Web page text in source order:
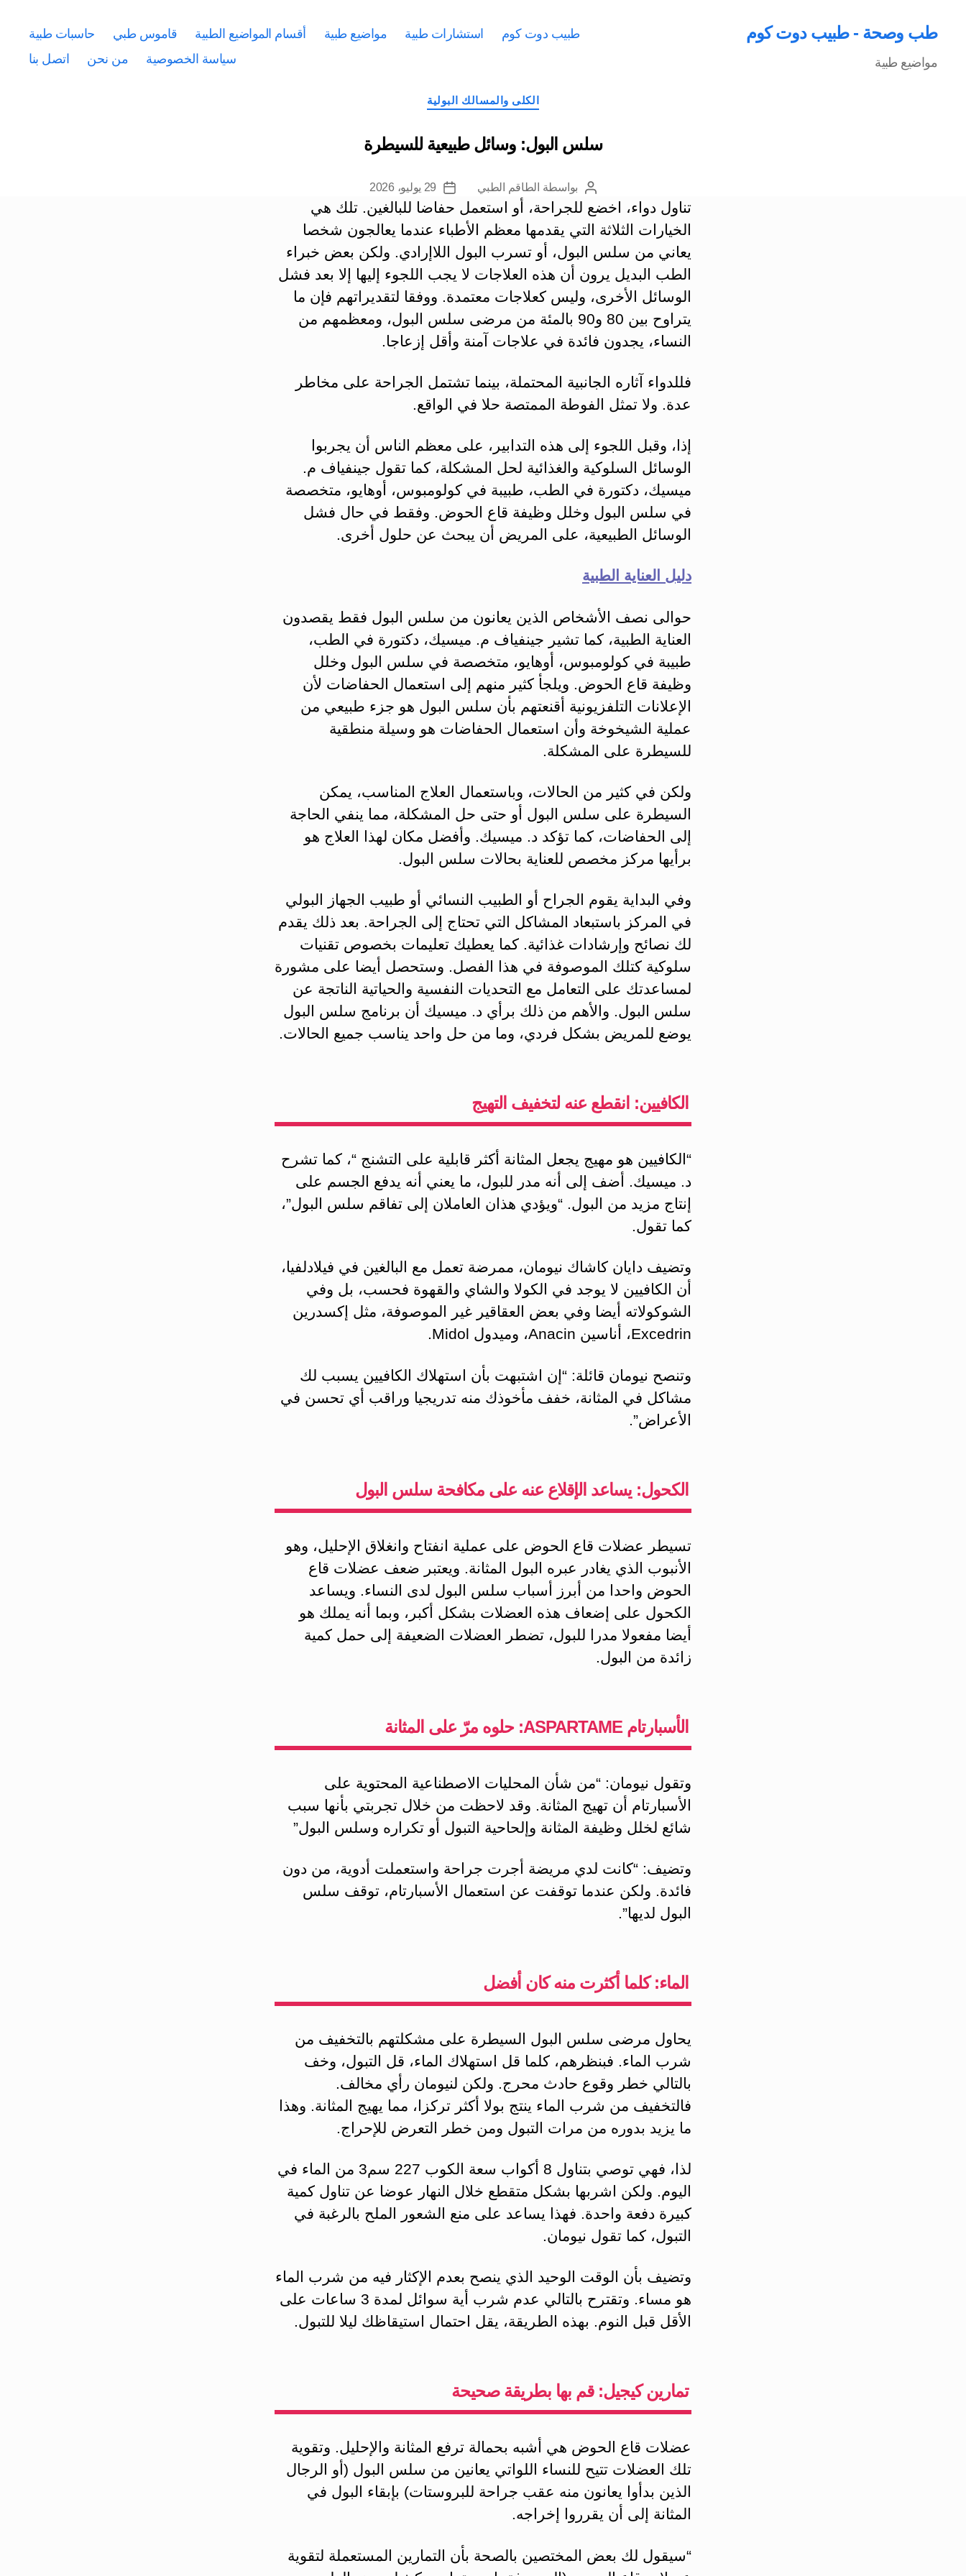
طب وصحة - طبيب دوت كوم
مواضيع طبية
طبيب دوت كوم استشارات طبية مواضيع طبية أقسام المواضيع الطبية قاموس طبي
حاسبات طبية
سياسة الخصوصية
من نحن اتصل بنا
التصنيفات
الكلى والمسالك البولية
سلس البول: وسائل طبيعية للسيطرة
كاتب
المقالة
بواسطة الطاقم الطبي
تاريخ
المقالة
29 يوليو، 2026
تناول دواء، اخضع للجراحة، أو استعمل حفاضا للبالغين. تلك هي
الخيارات الثلاثة التي يقدمها معظم الأطباء عندما يعالجون شخصا
يعاني من سلس البول، أو تسرب البول اللاإرادي. ولكن بعض خبراء
الطب البديل يرون أن هذه العلاجات لا يجب اللجوء إليها إلا بعد فشل
الوسائل الأخرى، وليس كعلاجات معتمدة.
ووفقا لتقديراتهم فإن ما
يتراوح بين 80 و90 بالمئة من مرضى سلس البول، ومعظمهم من
النساء، يجدون فائدة في علاجات آمنة وأقل إزعاجا.
فللدواء آثاره الجانبية المحتملة، بينما تشتمل الجراحة على مخاطر
عدة. ولا تمثل الفوطة الممتصة حلا في الواقع.
إذا، وقبل اللجوء إلى هذه التدابير، على معظم الناس أن يجربوا
الوسائل السلوكية والغذائية لحل المشكلة، كما تقول جينفياف م.
ميسيك، دكتورة في الطب، طبيبة في كولومبوس، أوهايو، متخصصة
في سلس البول وخلل وظيفة قاع الحوض. وفقط في حال فشل
الوسائل الطبيعية، على المريض أن يبحث عن حلول أخرى.
دليل العناية الطبية
حوالى نصف الأشخاص الذين يعانون من سلس البول فقط يقصدون
العناية الطبية، كما تشير جينفياف م. ميسيك، دكتورة في الطب،
طبيبة في كولومبوس، أوهايو، متخصصة في سلس البول وخلل
وظيفة قاع الحوض. ويلجأ كثير منهم إلى استعمال الحفاضات لأن
الإعلانات التلفزيونية أقنعتهم بأن سلس البول هو جزء طبيعي من
عملية الشيخوخة وأن استعمال الحفاضات هو وسيلة منطقية
للسيطرة على المشكلة.
ولكن في كثير من الحالات، وباستعمال العلاج المناسب، يمكن
السيطرة على سلس البول أو حتى حل المشكلة، مما ينفي الحاجة
إلى الحفاضات، كما تؤكد د. ميسيك. وأفضل مكان لهذا العلاج هو
برأيها مركز مخصص للعناية بحالات سلس البول.
وفي البداية يقوم الجراح أو الطبيب النسائي أو طبيب الجهاز البولي
في المركز باستبعاد المشاكل التي تحتاج إلى الجراحة. بعد ذلك يقدم
لك نصائح وإرشادات غذائية. كما يعطيك تعليمات بخصوص تقنيات
سلوكية كتلك الموصوفة في هذا الفصل. وستحصل أيضا على مشورة
لمساعدتك على التعامل مع التحديات النفسية والحياتية الناتجة عن
سلس البول. والأهم من ذلك برأي د. ميسيك أن برنامج سلس البول
يوضع للمريض بشكل فردي، وما من حل واحد يناسب جميع الحالات.
الكافيين: انقطع عنه لتخفيف التهيج
“الكافيين هو مهيج يجعل المثانة أكثر قابلية على التشنج “، كما تشرح
د. ميسيك. أضف إلى أنه مدر للبول، ما يعني أنه يدفع الجسم على
إنتاج مزيد من البول. “ويؤدي هذان العاملان إلى تفاقم سلس البول”،
كما تقول.
وتضيف دايان كاشاك نيومان، ممرضة تعمل مع البالغين في فيلادلفيا،
أن الكافيين لا يوجد في الكولا والشاي والقهوة فحسب، بل وفي
الشوكولاته أيضا وفي بعض العقاقير غير الموصوفة، مثل إكسدرين
Excedrin، أناسين Anacin، وميدول Midol.
وتنصح نيومان قائلة: “إن اشتبهت بأن استهلاك الكافيين يسبب لك
مشاكل في المثانة، خفف مأخوذك منه تدريجيا وراقب أي تحسن في
الأعراض”.
الكحول: يساعد الإقلاع عنه على مكافحة سلس البول
تسيطر عضلات قاع الحوض على عملية انفتاح وانغلاق الإحليل، وهو
الأنبوب الذي يغادر عبره البول المثانة. ويعتبر ضعف عضلات قاع
الحوض واحدا من أبرز أسباب سلس البول لدى النساء. ويساعد
الكحول على إضعاف هذه العضلات بشكل أكبر، وبما أنه يملك هو
أيضا مفعولا مدرا للبول، تضطر العضلات الضعيفة إلى حمل كمية
زائدة من البول.
الأسبارتام ASPARTAME: حلوه مرّ على المثانة
وتقول نيومان: “من شأن المحليات الاصطناعية المحتوية على
الأسبارتام أن تهيج المثانة. وقد لاحظت من خلال تجربتي بأنها سبب
شائع لخلل وظيفة المثانة وإلحاحية التبول أو تكراره وسلس البول”
وتضيف: “كانت لدي مريضة أجرت جراحة واستعملت أدوية، من دون
فائدة. ولكن عندما توقفت عن استعمال الأسبارتام، توقف سلس
البول لديها”.
الماء: كلما أكثرت منه كان أفضل
يحاول مرضى سلس البول السيطرة على مشكلتهم بالتخفيف من
شرب الماء. فبنظرهم، كلما قل استهلاك الماء، قل التبول، وخف
بالتالي خطر وقوع حادث محرج. ولكن لنيومان رأي مخالف.
فالتخفيف من شرب الماء ينتج بولا أكثر تركزا، مما يهيج المثانة. وهذا
ما يزيد بدوره من مرات التبول ومن خطر التعرض للإحراج.
لذا، فهي توصي بتناول 8 أكواب سعة الكوب 227 سم3 من الماء في
اليوم. ولكن اشربها بشكل متقطع خلال النهار عوضا عن تناول كمية
كبيرة دفعة واحدة. فهذا يساعد على منع الشعور الملح بالرغبة في
التبول، كما تقول نيومان.
وتضيف بأن الوقت الوحيد الذي ينصح بعدم الإكثار فيه من شرب الماء
هو مساء. وتقترح بالتالي عدم شرب أية سوائل لمدة 3 ساعات على
الأقل قبل النوم. بهذه الطريقة، يقل احتمال استيقاظك ليلا للتبول.
تمارين كيجيل: قم بها بطريقة صحيحة
عضلات قاع الحوض هي أشبه بحمالة ترفع المثانة والإحليل. وتقوية
تلك العضلات تتيح للنساء اللواتي يعانين من سلس البول (أو الرجال
الذين بدأوا يعانون منه عقب جراحة للبروستات) بإبقاء البول في
المثانة إلى أن يقرروا إخراجه.
“سيقول لك بعض المختصين بالصحة بأن التمارين المستعملة لتقوية